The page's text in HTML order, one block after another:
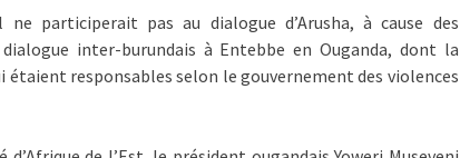
participerait pas au dialogue d’Arusha, à cause des
inter-burundais à Entebbe en Ouganda, dont la
étaient responsables selon le gouvernement des violences